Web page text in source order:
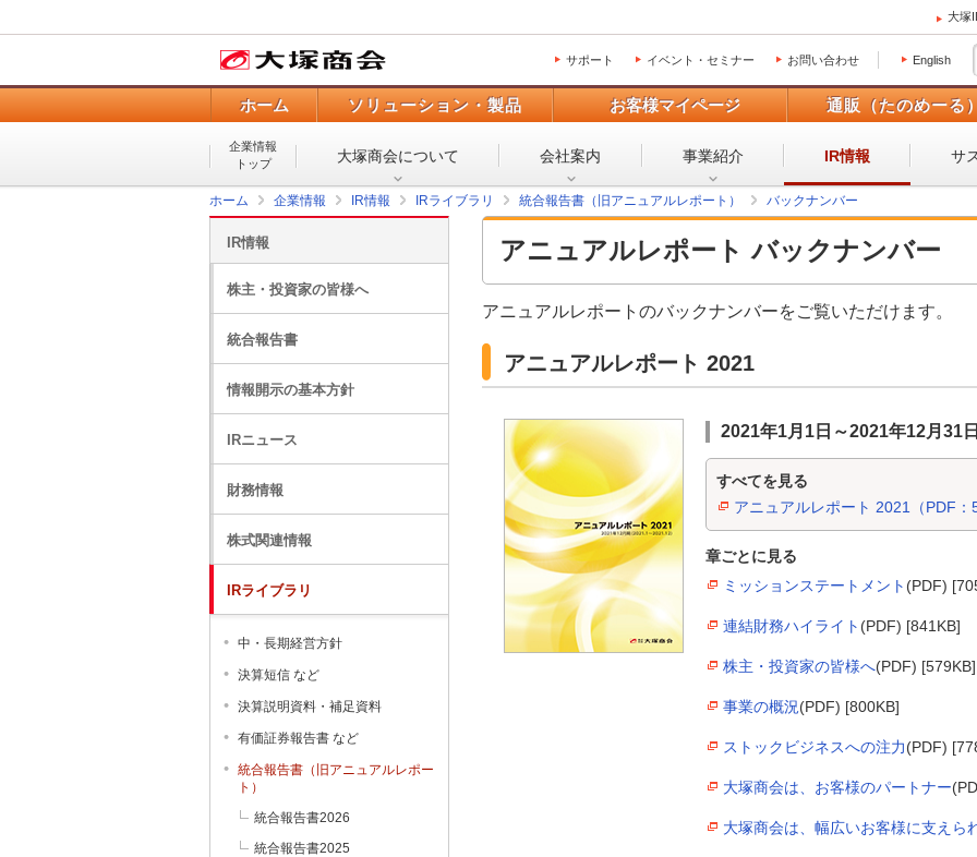
大塚
サポート イベント・セミナー お問い合わせ English
ホーム ソリューション・製品 お客様マイページ 通販（たのめーる）
企業情報
トップ
大塚商会について 会社案内 事業紹介 IR情報 サ
ホーム 企業情報 IR情報 IRライブラリ 統合報告書（旧アニュアルレポート） バックナンバー
アニュアルレポート バックナンバー
アニュアルレポートのバックナンバーをご覧いただけます。
アニュアルレポート 2021
2021年1月1日～2021年12月31日
すべてを見る
アニュアルレポート 2021（PDF：
章ごとに見る
ミッションステートメント (PDF)
連結財務ハイライト (PDF) [841KB]
株主・投資家の皆様へ(PDF) [579KB]
事業の概況(PDF) [800KB]
ストックビジネスへの注力(PDF)
大塚商会は、お客様のパートナー
大塚商会は、幅広いお客様に支えら
IR情報
株主・投資家の皆様へ
統合報告書
情報開示の基本方針
IRニュース
財務情報
株式関連情報
IRライブラリ
中・長期経営方針
決算短信 など
決算説明資料・補足資料
有価証券報告書 など
統合報告書（旧アニュアルレポー
ト）
統合報告書2026
統合報告書2025